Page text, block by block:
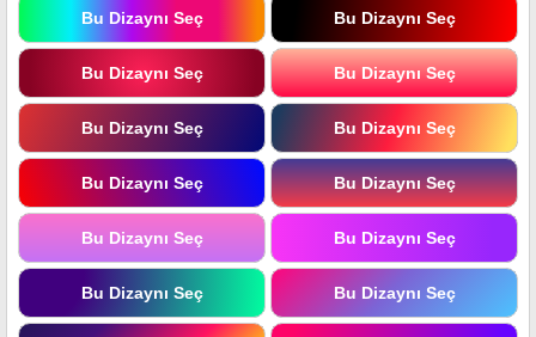
Bu Dizaynı Seç Bu Dizaynı Seç
Bu Dizaynı Seç Bu Dizaynı Seç
Bu Dizaynı Seç Bu Dizaynı Seç
Bu Dizaynı Seç Bu Dizaynı Seç
Bu Dizaynı Seç Bu Dizaynı Seç
Bu Dizaynı Seç Bu Dizaynı Seç